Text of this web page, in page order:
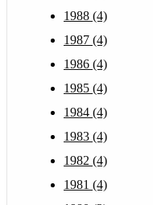
1988 (4)
1987 (4)
1986 (4)
1985 (4)
1984 (4)
1983 (4)
1982 (4)
1981 (4)